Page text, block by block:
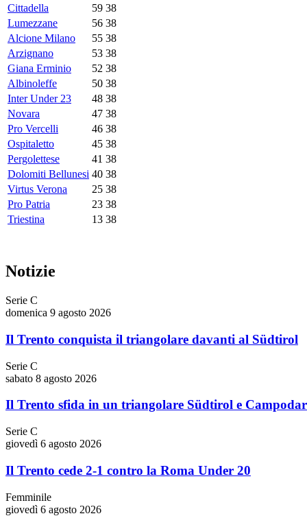
Cittadella
59 38
Lumezzane
56 38
Alcione Milano
55 38
Arzignano
53 38
Giana Erminio
52 38
Albinoleffe
50 38
Inter Under 23
48 38
Novara
47 38
Pro Vercelli
46 38
Ospitaletto
45 38
Pergolettese
41 38
Dolomiti Bellunesi 40 38
Virtus Verona
25 38
Pro Patria
23 38
Triestina
13 38
Notizie
Serie C
domenica 9 agosto 2026
Il Trento conquista il triangolare davanti al Südtirol
Serie C
sabato 8 agosto 2026
Il Trento sfida in un triangolare Südtirol e
Serie C
giovedì 6 agosto 2026
Il Trento cede 2-1 contro la Roma Under 20
Femminile
giovedì 6 agosto 2026